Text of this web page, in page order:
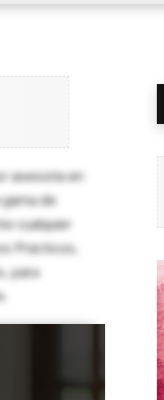
asesoría en
de
cualquier
Prácticos,
para